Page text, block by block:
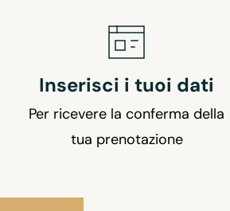
Inserisci i tuoi dati
Per ricevere la conferma della
tua prenotazione